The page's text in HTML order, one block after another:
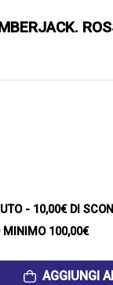
- 10,00€ DI
MINIMO 100,00€
AGGIUNGI